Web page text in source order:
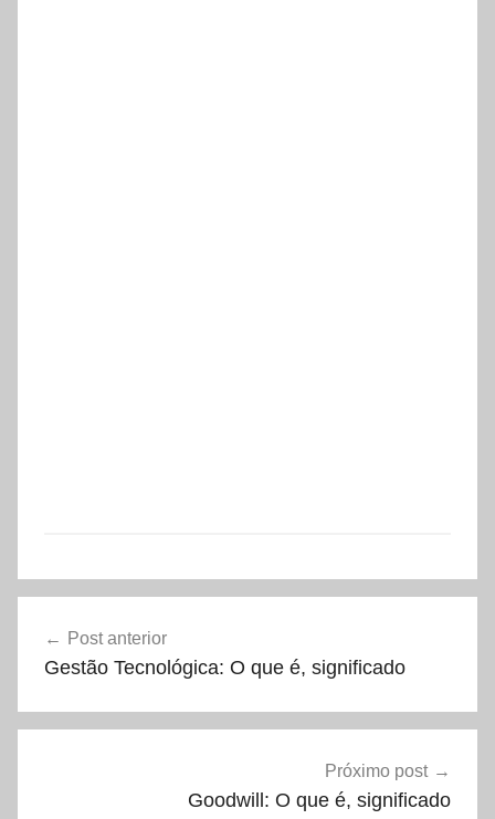
de
Post anterior
Gestão Tecnológica: O que é, significado
Próximo post
Goodwill: O que é, significado